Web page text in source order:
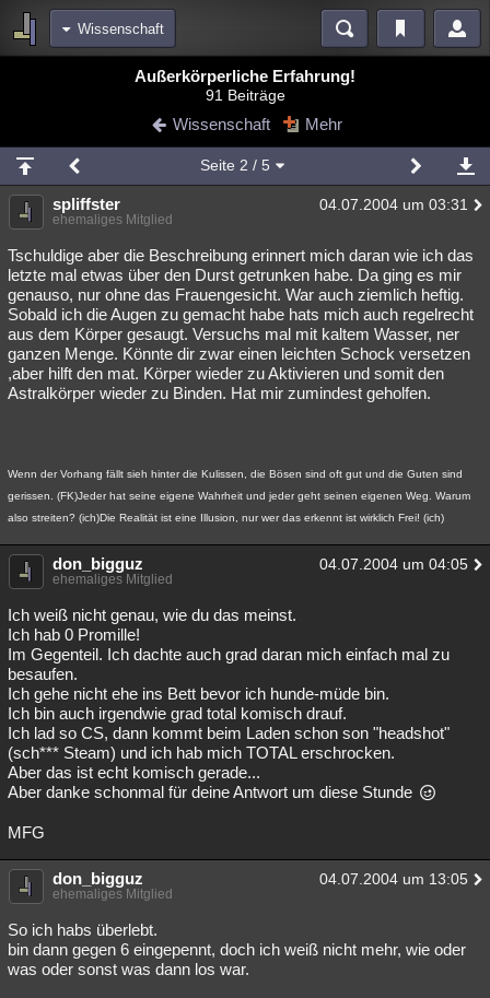
Wissenschaft
Blogs
Chat Wiki Neuigkeiten
meine Rubriken
Menschen Mystery Kriminalfälle
Spiritualität Verschwörungen Technologie Ufologie
Natur Umfragen Unterhaltung
weitere Rubriken
Philosophie Träume Orte Esoterik Literatur
Astronomie Helpdesk Gruppen Gaming Filme
Übersichten
Besucht Teilgenommen Alle Neue Geschlossen
Lesenswert
Außerkörperliche Erfahrung!
91 Beiträge
Wissenschaft Mehr
Seite 2 / 5
spliffster 04.07.2004 um 03:31
ehemaliges Mitglied
Tschuldige aber die Beschreibung erinnert mich daran wie ich das
letzte mal etwas über den Durst getrunken habe. Da ging es mir
genauso, nur ohne das Frauengesicht. War auch ziemlich heftig.
Sobald ich die Augen zu gemacht habe hats mich auch regelrecht
aus dem Körper gesaugt. Versuchs mal mit kaltem Wasser, ner
ganzen Menge. Könnte dir zwar einen leichten Schock versetzen
,aber hilft den mat. Körper wieder zu Aktivieren und somit den
Astralkörper wieder zu Binden. Hat mir zumindest geholfen.
Wenn der Vorhang fällt sieh hinter die Kulissen, die Bösen sind oft gut und die Guten sind
gerissen. (FK)Jeder hat seine eigene Wahrheit und jeder geht seinen eigenen Weg. Warum
also streiten? (ich)Die Realität ist eine Illusion, nur wer das erkennt ist wirklich Frei! (ich)
don_bigguz 04.07.2004 um 04:05
ehemaliges Mitglied
Ich weiß nicht genau, wie du das meinst.
Ich hab 0 Promille!
Im Gegenteil. Ich dachte auch grad daran mich einfach mal zu
besaufen.
Ich gehe nicht ehe ins Bett bevor ich hunde-müde bin.
Ich bin auch irgendwie grad total komisch drauf.
Ich lad so CS, dann kommt beim Laden schon son "headshot"
(sch*** Steam) und ich hab mich TOTAL erschrocken.
Aber das ist echt komisch gerade...
Aber danke schonmal für deine Antwort um diese Stunde
MFG
don_bigguz 04.07.2004 um 13:05
ehemaliges Mitglied
So ich habs überlebt.
bin dann gegen 6 eingepennt, doch ich weiß nicht mehr, wie oder
was oder sonst was dann los war.